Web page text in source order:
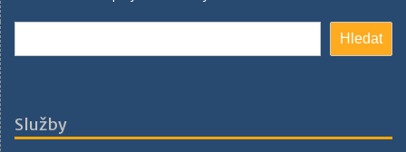
Hledat
Služby